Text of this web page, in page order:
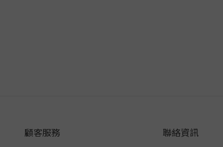
顧客服務 聯絡資訊